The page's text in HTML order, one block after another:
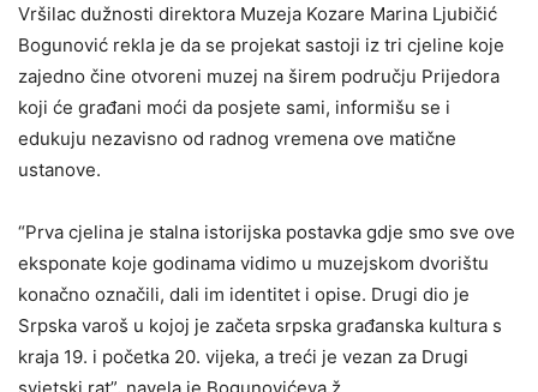
Vršilac dužnosti direktora Muzeja Kozare Marina Ljubičić
Bogunović rekla je da se projekat sastoji iz tri cjeline koje
zajedno čine otvoreni muzej na širem području Prijedora
koji će građani moći da posjete sami, informišu se i
edukuju nezavisno od radnog vremena ove matične
ustanove.
“Prva cjelina je stalna istorijska postavka gdje smo sve ove
eksponate koje godinama vidimo u muzejskom dvorištu
konačno označili, dali im identitet i opise. Drugi dio je
Srpska varoš u kojoj je začeta srpska građanska kultura s
kraja 19. i početka 20. vijeka, a treći je vezan za Drugi
svjetski rat”, navela je Bogunovićeva.ž